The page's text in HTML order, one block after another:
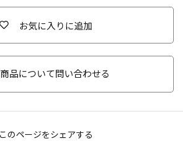
お気に入りに追加
品について問い合わせる
このページをシェアする